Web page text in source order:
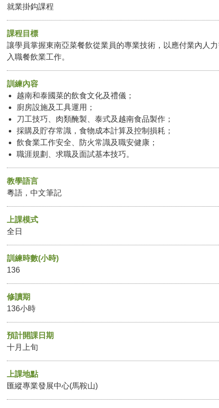
就業掛鈎課程
課程目標
讓學員掌握東南亞菜餐飲從業員的專業技術，以應付業內人
入職餐飲業工作。
訓練內容
越南和泰國菜的飲食文化及禮儀；
廚房設施及工具運用；
刀工技巧、肉類醃製、泰式及越南食品製作；
採購及貯存常識，食物成本計算及控制損耗；
飲食業工作安全、防火常識及職安健康；
職涯規劃、求職及面試基本技巧。
教學語言
粵語，中文筆記
上課模式
全日
訓練時數(小時)
136
修讀期
136小時
預計開課日期
十月上旬
上課地點
匯縱專業發展中心(馬鞍山)